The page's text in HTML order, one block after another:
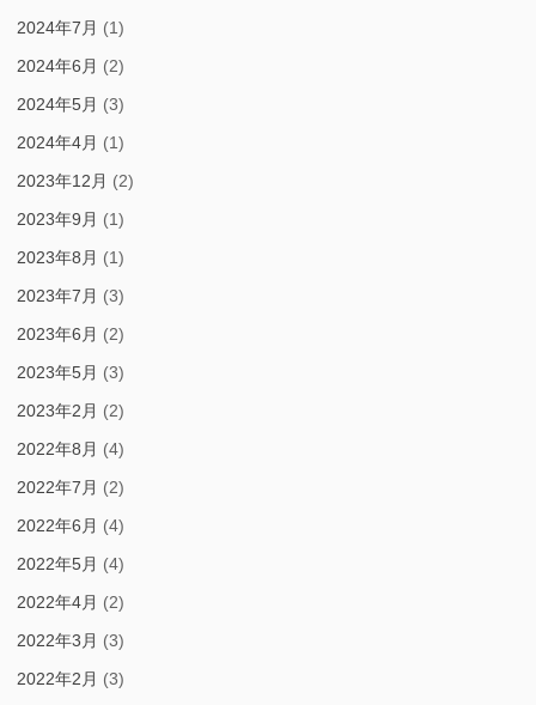
2024年7月 (1)
2024年6月 (2)
2024年5月 (3)
2024年4月 (1)
2023年12月 (2)
2023年9月 (1)
2023年8月 (1)
2023年7月 (3)
2023年6月 (2)
2023年5月 (3)
2023年2月 (2)
2022年8月 (4)
2022年7月 (2)
2022年6月 (4)
2022年5月 (4)
2022年4月 (2)
2022年3月 (3)
2022年2月 (3)